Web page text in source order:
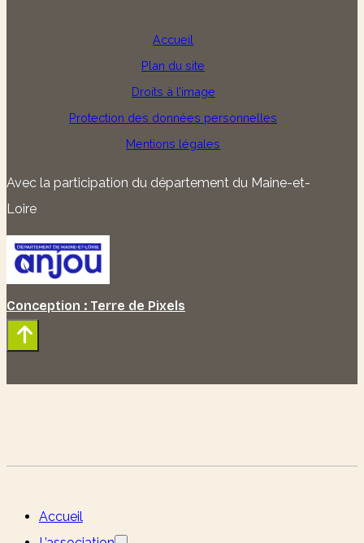
Accueil
Plan du site
Droits à l’image
Protection des données personnelles
Mentions légales
Avec la participation du département du Maine-et-
Loire
Conception : Terre de Pixels
Accueil